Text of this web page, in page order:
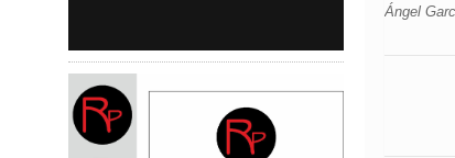
Ángel